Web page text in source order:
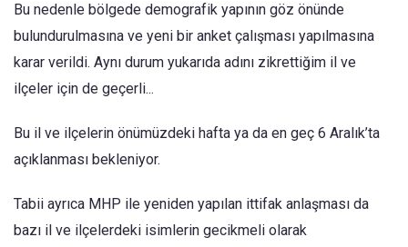
Bu nedenle bölgede demografik yapının göz önünde
bulundurulmasına ve yeni bir anket çalışması yapılmasına
karar verildi. Aynı durum yukarıda adını zikrettiğim il ve
ilçeler için de geçerli...
Bu il ve ilçelerin önümüzdeki hafta ya da en geç 6 Aralık’ta
açıklanması bekleniyor.
Tabii ayrıca MHP ile yeniden yapılan ittifak anlaşması da
bazı il ve ilçelerdeki isimlerin gecikmeli olarak